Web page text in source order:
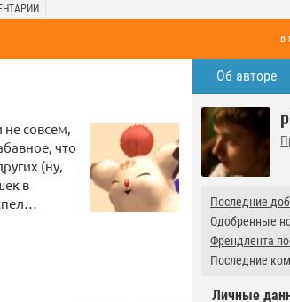
в
Об авторе
Последние
Одобренные
Френдлента
Последние
Личные
не совсем,
что
(ну,
в